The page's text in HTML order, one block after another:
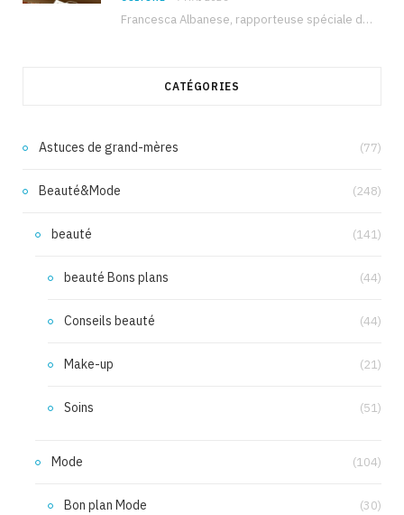
Francesca Albanese, rapporteuse spéciale de l’ONU sur les territoires palestiniens occupés, était à Tunis pour…
CATÉGORIES
Astuces de grand-mères (77)
Beauté&Mode (248)
beauté (141)
beauté Bons plans (44)
Conseils beauté (44)
Make-up (21)
Soins (51)
Mode (104)
Bon plan Mode (30)